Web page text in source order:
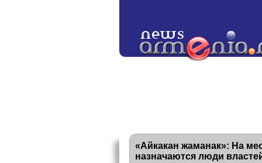
«Айкакан жаманак»: На
назначаются люди